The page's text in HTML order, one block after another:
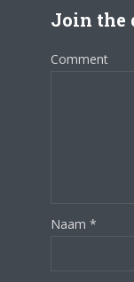
Join the
Comment
Naam *